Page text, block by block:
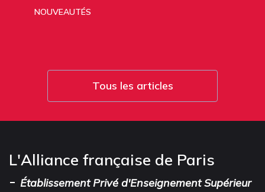
NOUVEAUTÉS
Tous les articles
L'Alliance française de Paris
- Établissement Privé d'Enseignement Supérieur